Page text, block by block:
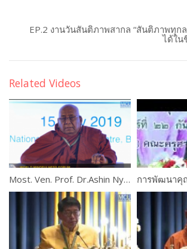
EP.2 งานวันสันติภาพสากล “สันติภาพทุก
ได้ใน
Related Videos
Most. Ven. Prof. Dr.Ashin Nyanissara